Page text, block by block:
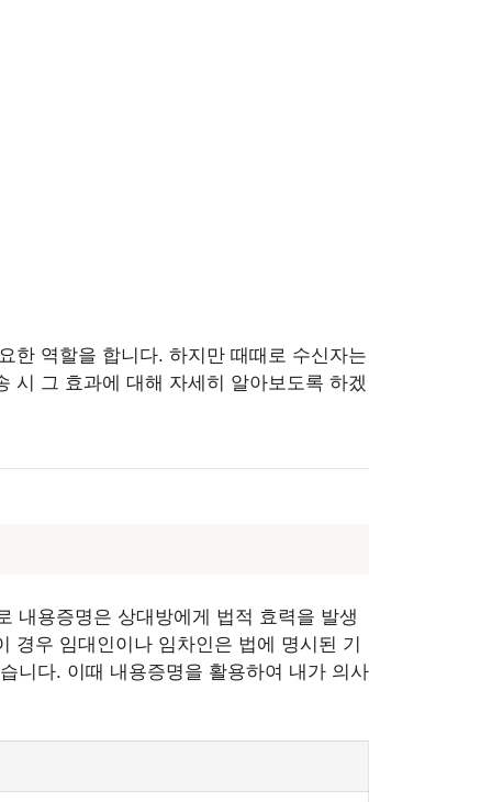
한 역할을 합니다. 하지만 때때로 수신자는
시 그 효과에 대해 자세히 알아보도록 하겠
내용증명은 상대방에게 법적 효력을 발생
경우 임대인이나 임차인은 법에 명시된 기
니다. 이때 내용증명을 활용하여 내가 의사